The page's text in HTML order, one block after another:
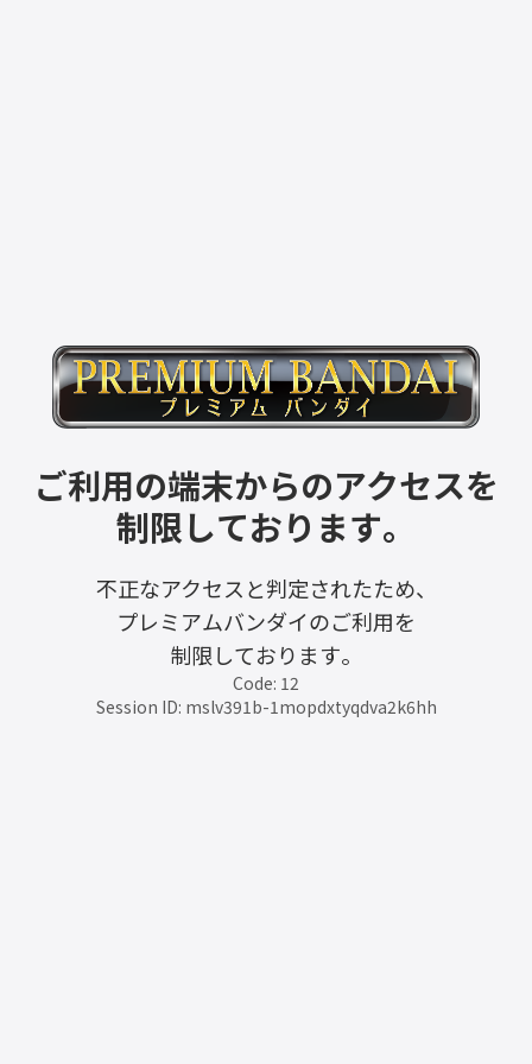
ご利用の端末からのアクセスを
制限しております。
不正なアクセスと判定されたため、
プレミアムバンダイのご利用を
制限しております。
Code: 12
Session ID: mslv391b-1mopdxtyqdva2k6hh